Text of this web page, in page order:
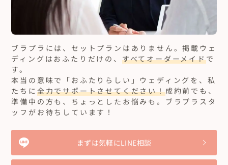
ブラプラには、セットプランはありません。掲載ウェ
ディングはおふたりだけの、 すべてオーダーメイドで
す。
本当の意味で「おふたりらしい」ウェディングを、私
たちに 全力でサポートさせてください！成約前でも、
準備中の方も、ちょっとしたお悩みも。ブラプラスタ
ッフがお待ちしています！
まずは気軽にLINE相談